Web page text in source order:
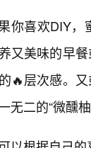
你喜欢DIY，
又美味的早
🔥层次感。
无二的“微醺